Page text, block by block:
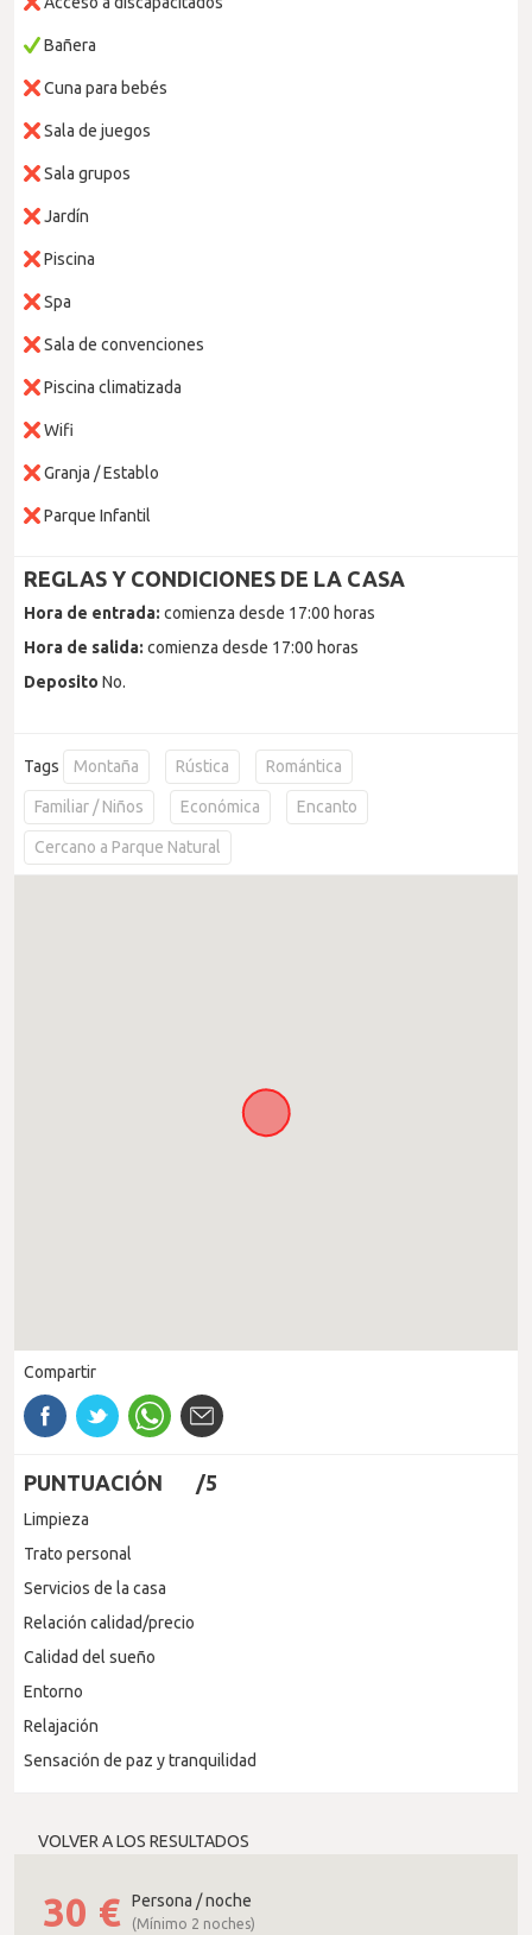
Bañera
Cuna para bebés
Sala de juegos
Sala grupos
Jardín
Piscina
Spa
Sala de convenciones
Piscina climatizada
Wifi
Granja / Establo
Parque Infantil
REGLAS Y CONDICIONES DE LA CASA
Hora de entrada: comienza desde 17:00 horas
Hora de salida: comienza desde 17:00 horas
Deposito No.
Tags Montaña Rústica Romántica
Familiar / Niños Económica Encanto
Cercano a Parque Natural
Compartir
PUNTUACIÓN /5
Limpieza
Trato personal
Servicios de la casa
Relación calidad/precio
Calidad del sueño
Entorno
Relajación
Sensación de paz y tranquilidad
VOLVER A LOS RESULTADOS
30 € Persona / noche
(Mínimo 2 noches)